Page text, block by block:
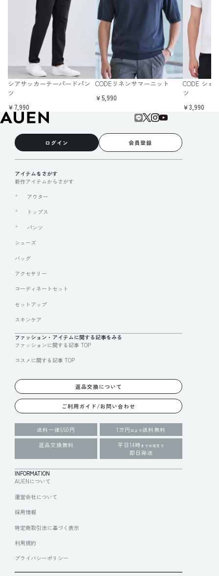
シアサッカーテーパードパン
ツ
￥7,990
CODEリネンサマーニット
￥5,990
CODE ショ
ツ
￥3,990
ログイン 会員登録
アイテムをさがす
新作アイテムからさがす
アウター
トップス
パンツ
シューズ
バッグ
アクセサリー
コーディネートセット
セットアップ
スキンケア
ファッション・アイテムに関する記事をみる
ファッションに関する記事 TOP
コスメに関する記事 TOP
返品交換について
ご利用ガイド/お問い合わせ
送料一律550円 1万円 以上で送料無料
返品交換無料
平日14時 までの注文で
即日発送
INFORMATION
AUENについて
運営会社について
採用情報
特定商取引法に基づく表示
利用規約
プライバシーポリシー